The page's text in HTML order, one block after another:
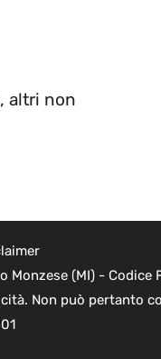
altri non
(MI) - Codice
Non può pertanto